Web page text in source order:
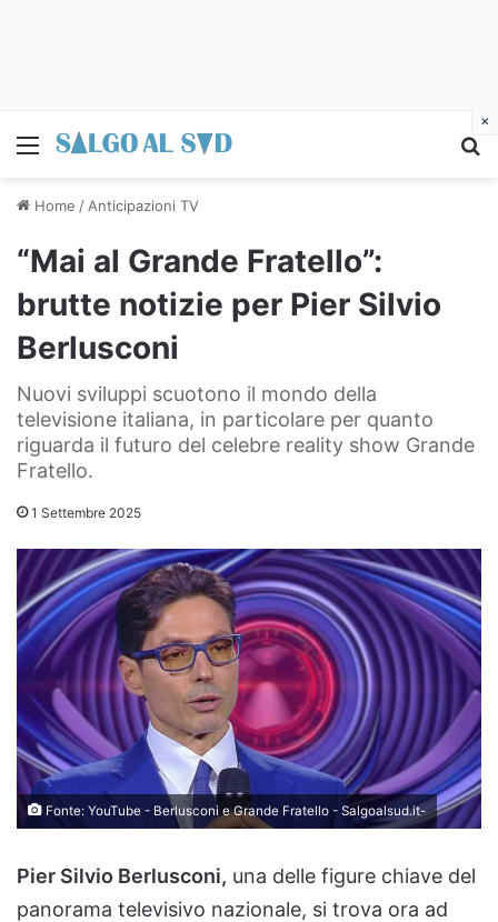
Menu
Home / Anticipazioni TV
“Mai al Grande Fratello”:
brutte notizie per Pier Silvio
Berlusconi
Nuovi sviluppi scuotono il mondo della
televisione italiana, in particolare per quanto
riguarda il futuro del celebre reality show Grande
Fratello.
1 Settembre 2025
Fonte: YouTube - Berlusconi e Grande Fratello - Salgoalsud.it-
Pier Silvio Berlusconi, una delle figure chiave del
panorama televisivo nazionale, si trova ora ad
×